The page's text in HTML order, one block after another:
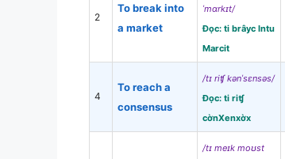
2
To break into
a market
ˈmɑrkɪt/
Đọc: ti brâyc Intu
Marcit
4
To reach a
consensus
/tɪ riʧ kənˈsɛnsəs/
Đọc: ti riʧ
cờnXenxờx
/tɪ meɪk moʊst